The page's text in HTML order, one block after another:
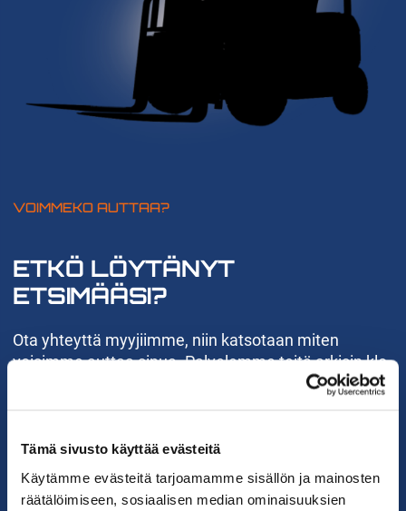
Tämä sivusto käyttää evästeitä
Käytämme evästeitä tarjoamamme sisällön ja mainosten
räätälöimiseen, sosiaalisen median ominaisuuksien
VOIMMEKO AUTTAA?
ETKÖ LÖYTÄNYT
ETSIMÄÄSI?
Ota yhteyttä myyjiimme, niin katsotaan miten
voisimme auttaa sinua. Palvelemme teitä arkisin klo
KATSO YHTEYSTIEDOT